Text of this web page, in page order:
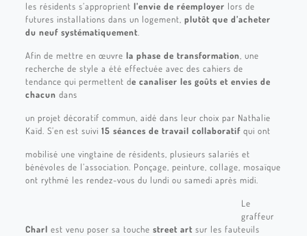
les résidents s’approprient l’envie de réemployer lors de
futures installations dans un logement, plutôt que d’acheter
du neuf systématiquement.
Afin de mettre en œuvre la phase de transformation , une
recherche de style a été effectuée avec des cahiers de
tendance qui permettent de canaliser les goûts et envies de
chacun dans
un projet décoratif commun, aidé dans leur choix par Nathalie
Kaïd. S’en est suivi 15 séances de travail collaboratifqui ont
mobilisé une vingtaine de résidents, plusieurs salariés et
bénévoles de l’association. Ponçage, peinture, collage, mosaïque
ont rythmé les rendez-vous du lundi ou samedi après midi.
Le
graffeur
Charl est venu poser sa touche street artsur les fauteuils